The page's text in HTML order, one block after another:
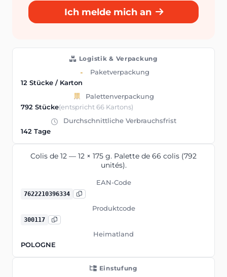
Ich melde mich an
Logistik & Verpackung
Paketverpackung
12 Stücke / Karton
Palettenverpackung
792 Stücke(entspricht 66 Kartons)
Durchschnittliche Verbrauchsfrist
142 Tage
Colis de 12 — 12 × 175 g. Palette de 66 colis (792
unités).
EAN-Code
7622210396334
Produktcode
300117
Heimatland
POLOGNE
Einstufung